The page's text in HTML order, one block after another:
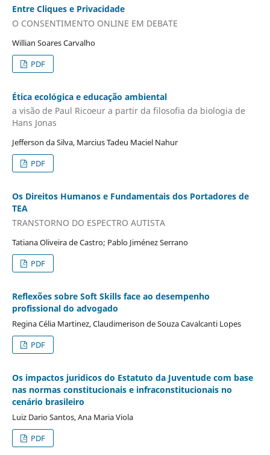
Entre Cliques e Privacidade
O CONSENTIMENTO ONLINE EM DEBATE
Willian Soares Carvalho
PDF
Ética ecológica e educação ambiental
a visão de Paul Ricoeur a partir da filosofia da biologia de
Hans Jonas
Jefferson da Silva, Marcius Tadeu Maciel Nahur
PDF
Os Direitos Humanos e Fundamentais dos Portadores de
TEA
TRANSTORNO DO ESPECTRO AUTISTA
Tatiana Oliveira de Castro; Pablo Jiménez Serrano
PDF
Reflexões sobre Soft Skills face ao desempenho
profissional do advogado
Regina Célia Martinez, Claudimerison de Souza Cavalcanti Lopes
PDF
Os impactos juridicos do Estatuto da Juventude com base
nas normas constitucionais e infraconstitucionais no
cenário brasileiro
Luiz Dario Santos, Ana Maria Viola
PDF